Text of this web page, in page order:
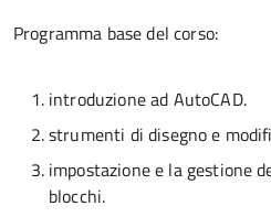
Programma base del corso:
introduzione ad AutoCAD.
strumenti di disegno e
impostazione e la gestione
blocchi.